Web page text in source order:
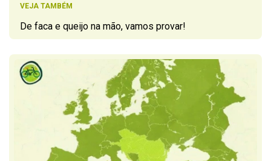
VEJA TAMBÉM
De faca e queijo na mão, vamos provar!